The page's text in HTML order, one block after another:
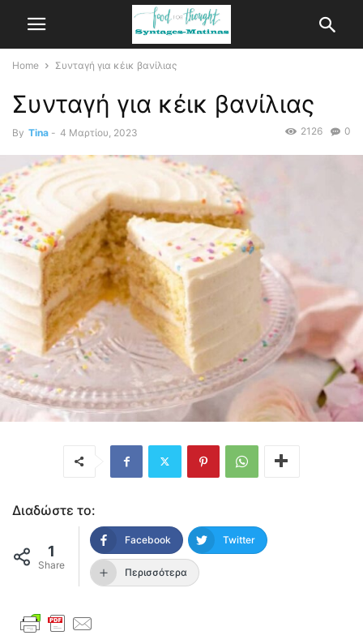
Home Συνταγή για κέικ βανίλιας
Συνταγή για κέικ βανίλιας
By Tina - 4 Μαρτίου, 2023 0
2126
Διαδώστε το:
1
Share
Facebook Twitter
Περισσότερα